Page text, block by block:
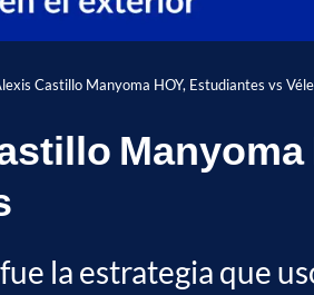
Castillo Manyoma HOY, Estudiantes vs
la estrategia que